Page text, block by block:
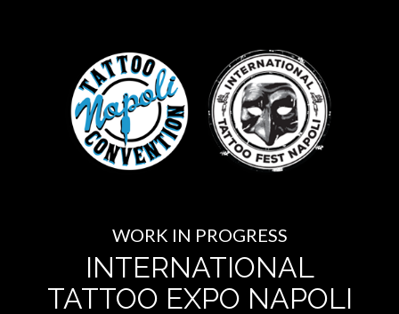
WORK IN PROGRESS
INTERNATIONAL
TATTOO EXPO NAPOLI